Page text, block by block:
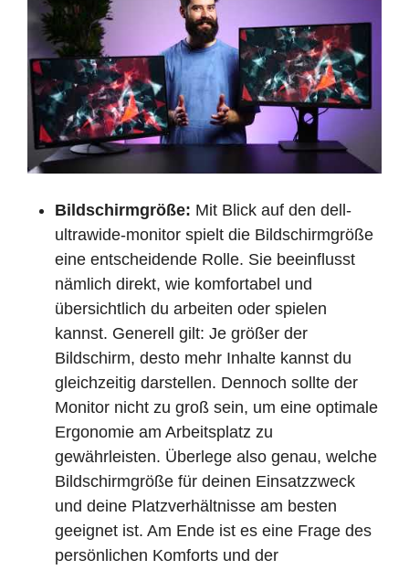
Bildschirmgröße: Mit Blick auf den dell-
ultrawide-monitor spielt die Bildschirmgröße
eine entscheidende Rolle. Sie beeinflusst
nämlich direkt, wie komfortabel und
übersichtlich du arbeiten oder spielen
kannst. Generell gilt: Je größer der
Bildschirm, desto mehr Inhalte kannst du
gleichzeitig darstellen. Dennoch sollte der
Monitor nicht zu groß sein, um eine optimale
Ergonomie am Arbeitsplatz zu
gewährleisten. Überlege also genau, welche
Bildschirmgröße für deinen Einsatzzweck
und deine Platzverhältnisse am besten
geeignet ist. Am Ende ist es eine Frage des
persönlichen Komforts und der